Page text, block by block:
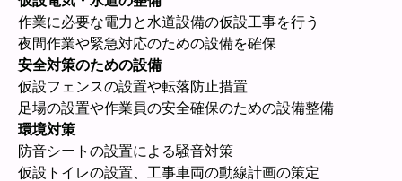
作業に必要な電力と水道設備の仮設工事を行う
夜間作業や緊急対応のための設備を確保
安全対策のための設備
仮設フェンスの設置や転落防止措置
足場の設置や作業員の安全確保のための設備整備
環境対策
防音シートの設置による騒音対策
仮設トイレの設置、工事車両の動線計画の策定